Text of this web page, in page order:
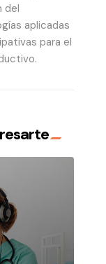
del
aplicadas
para el